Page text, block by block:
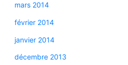
mars 2014
février 2014
janvier 2014
décembre 2013